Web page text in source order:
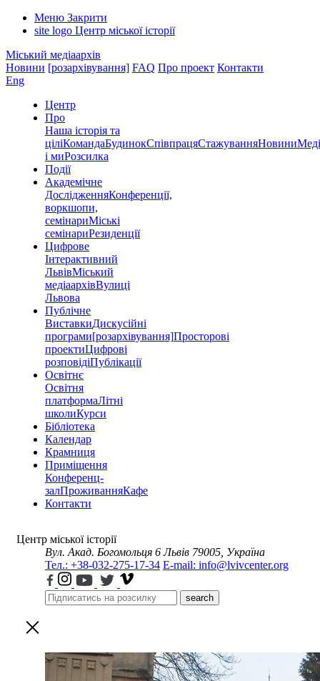
Меню Закрити
site logo Центр міської історії
Міський медіаархів
Новини [розархівування] FAQ Про проект Контакти
Eng
Центр
Про
Наша історія та
ціліКомандаБудинокСпівпрацяСтажуванняНовини
і миРозсилка
Події
Академічне
ДослідженняКонференції,
воркшопи,
семінариМіські
семінариРезиденції
Цифрове
Інтерактивний
ЛьвівМіський
медіаархівВулиці
Львова
Публічне
ВиставкиДискусійні
програми[розархівування]Просторові
проектиЦифрові
розповідіПублікації
Освітнє
Освітня
платформаЛітні
школиКурси
Бібліотека
Календар
Крамниця
Приміщення
Конференц-
залПроживанняКафе
Контакти
Центр міської історії
Вул. Акад. Богомольця 6 Львів 79005, Україна
Тел.: +38-032-275-17-34 E-mail: info@lvivcenter.org
search